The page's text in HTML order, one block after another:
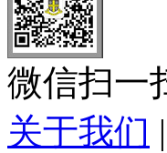
微信扫一
关于我们 |